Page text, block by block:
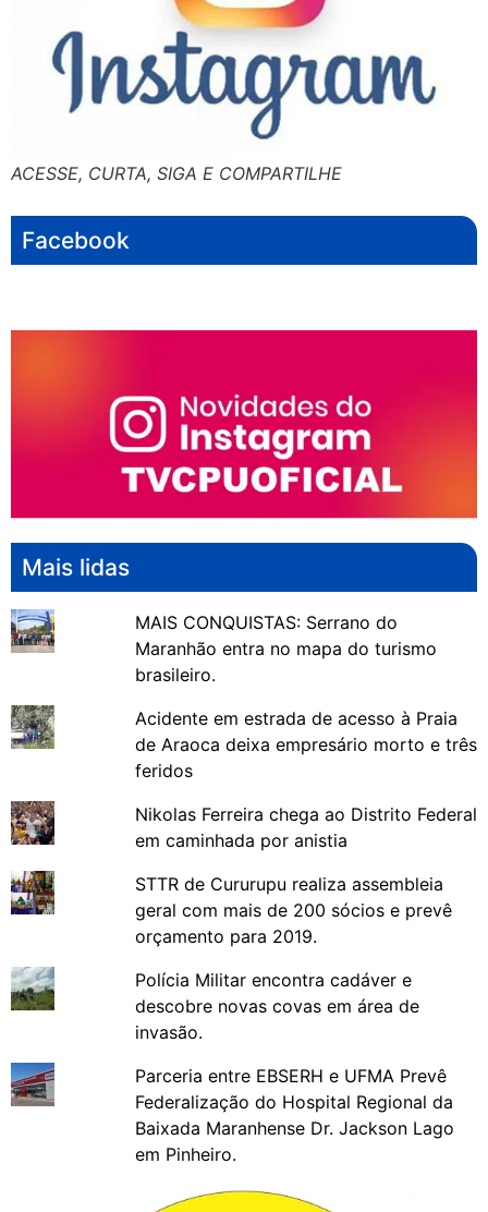
ACESSE, CURTA, SIGA E COMPARTILHE
Facebook
Mais lidas
MAIS CONQUISTAS: Serrano do
Maranhão entra no mapa do turismo
brasileiro.
Acidente em estrada de acesso à Praia
de Araoca deixa empresário morto e três
feridos
Nikolas Ferreira chega ao Distrito Federal
em caminhada por anistia
STTR de Cururupu realiza assembleia
geral com mais de 200 sócios e prevê
orçamento para 2019.
Polícia Militar encontra cadáver e
descobre novas covas em área de
invasão.
Parceria entre EBSERH e UFMA Prevê
Federalização do Hospital Regional da
Baixada Maranhense Dr. Jackson Lago
em Pinheiro.